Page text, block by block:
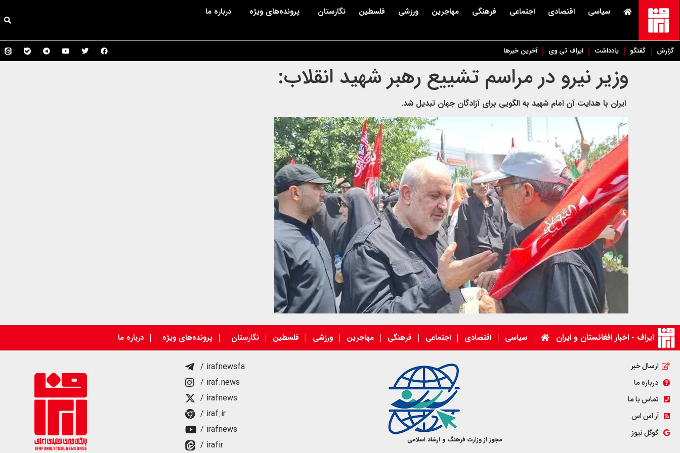
سیاسی اقتصادی اجتماعی فرهنگی مهاجرین ورزشی فلسطین نگارستان پرونده‌های ویژه درباره ما
گزارش گفتگو یادداشت ایراف تی وی آخرین خبرها
وزیر نیرو در مراسم تشییع رهبر شهید انقلاب:
ایران با هدایت آن امام شهید به الگویی برای آزادگان جهان تبدیل شد.
ایراف - اخبار افغانستان و ایران سیاسی اقتصادی اجتماعی فرهنگی مهاجرین ورزشی فلسطین نگارستان پرونده‌های ویژه درباره ما
ارسال خبر
درباره ما
تماس با ما
آر اس اس
گوگل نیوز
مجوز از وزارت فرهنگ و ارشاد اسلامی
/ irafnewsfa
/ iraf.news
/ irafnews
/ iraf.ir
/ irafnews
/ irafir